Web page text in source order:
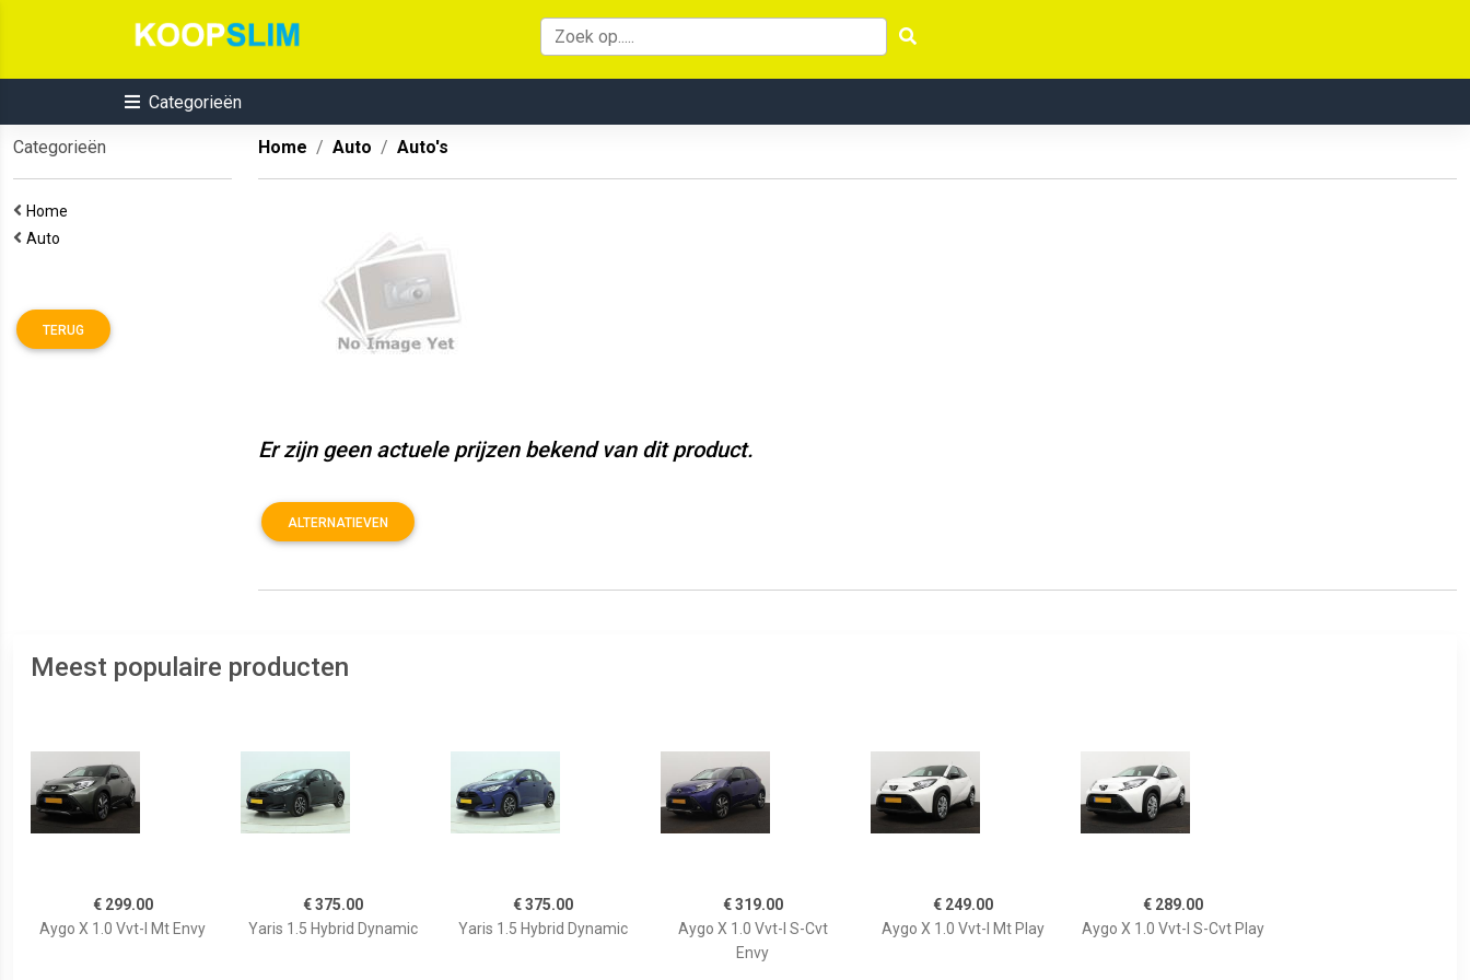
Categorieën
Categorieën
Home
Auto
TERUG
Home Auto Auto's
Er zijn geen actuele prijzen bekend van dit product.
ALTERNATIEVEN
Meest populaire producten
€ 299.00
Aygo X 1.0 Vvt-I Mt Envy
€ 375.00
Yaris 1.5 Hybrid Dynamic
€ 375.00
Yaris 1.5 Hybrid Dynamic
€ 319.00
Aygo X 1.0 Vvt-I S-Cvt
Envy
€ 249.00
Aygo X 1.0 Vvt-I Mt Play
€ 289.00
Aygo X 1.0 Vvt-I S-Cvt Play